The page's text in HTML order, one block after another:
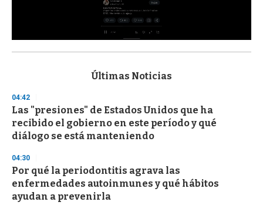
s
d
s
o
f
3
s
e
c
o
n
Últimas Noticias
04:42
Las "presiones" de Estados Unidos que ha
recibido el gobierno en este período y qué
diálogo se está manteniendo
04:30
Por qué la periodontitis agrava las
enfermedades autoinmunes y qué hábitos
ayudan a prevenirla